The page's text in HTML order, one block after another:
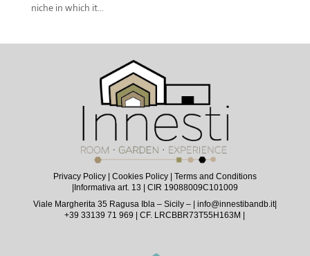
niche in which it...
Privacy Policy| Cookies Policy| Terms and Conditions
|Informativa art. 13 | CIR 19088009C101009
Viale Margherita 35 Ragusa Ibla – Sicily – | info@innestibandb.it|
+39 33139 71 969 | CF. LRCBBR73T55H163M |